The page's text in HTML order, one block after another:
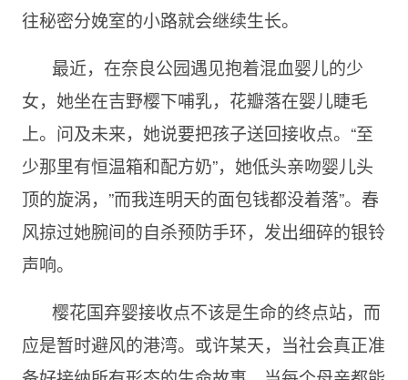
往秘密分娩室的小路就会继续生长。
最近，在奈良公园遇见抱着混血婴儿的少
女，她坐在吉野樱下哺乳，花瓣落在婴儿睫毛
上。问及未来，她说要把孩子送回接收点。“至
少那里有恒温箱和配方奶”，她低头亲吻婴儿头
顶的旋涡，”而我连明天的面包钱都没着落”。春
风掠过她腕间的自杀预防手环，发出细碎的银铃
声响。
樱花国弃婴接收点不该是生命的终点站，而
应是暂时避风的港湾。或许某天，当社会真正准